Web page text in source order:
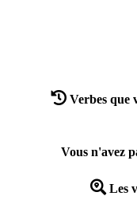
Verbes que
Vous n'avez
Les